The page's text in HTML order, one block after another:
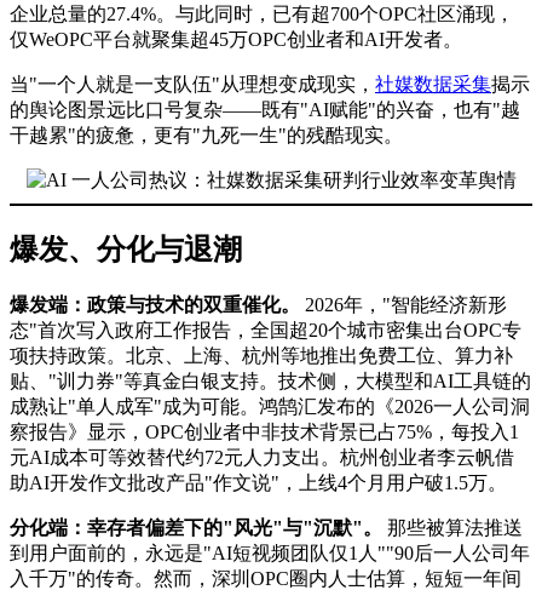
企业总量的27.4%。与此同时，已有超700个OPC社区涌现，
仅WeOPC平台就聚集超45万OPC创业者和AI开发者。
当"一个人就是一支队伍"从理想变成现实， 社媒数据采集揭示
的舆论图景远比口号复杂——既有"AI赋能"的兴奋，也有"越
干越累"的疲惫，更有"九死一生"的残酷现实。
爆发、分化与退潮
爆发端：政策与技术的双重催化。
2026年，"智能经济新形
态"首次写入政府工作报告，全国超20个城市密集出台OPC专
项扶持政策。北京、上海、杭州等地推出免费工位、算力补
贴、"训力券"等真金白银支持。技术侧，大模型和AI工具链的
成熟让"单人成军"成为可能。鸿鹄汇发布的《2026一人公司洞
察报告》显示，OPC创业者中非技术背景已占75%，每投入1
元AI成本可等效替代约72元人力支出。杭州创业者李云帆借
助AI开发作文批改产品"作文说"，上线4个月用户破1.5万。
分化端：幸存者偏差下的"风光"与"沉默"。
那些被算法推送
到用户面前的，永远是"AI短视频团队仅1人""90后一人公司年
入千万"的传奇。然而，深圳OPC圈内人士估算，短短一年间